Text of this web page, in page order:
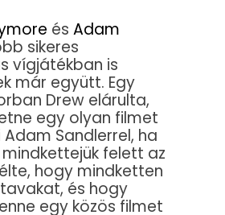
és Adam
sikeres
vígjátékban is
már együtt. Egy
Drew elárulta,
egy olyan filmet
Sandlerrel, ha
felett az
hogy mindketten
és hogy
egy közös filmet